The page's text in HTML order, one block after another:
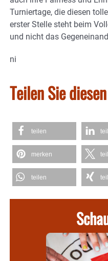
Turniertage, die diesen
erster Stelle steht beim
und nicht das
ni
Teilen Sie
teilen
merken
teilen